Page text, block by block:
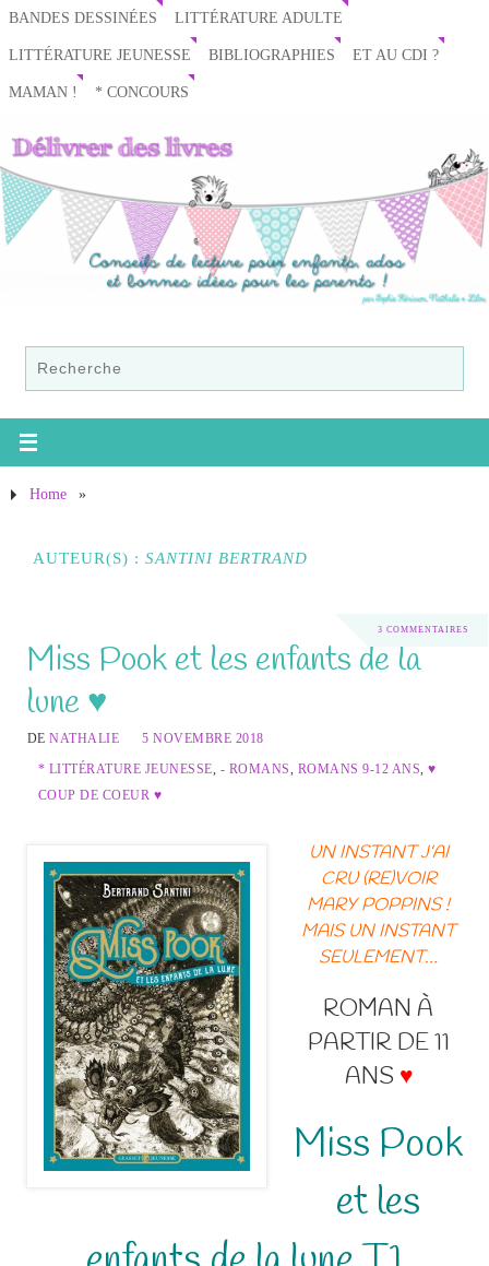
BANDES DESSINÉES LITTÉRATURE ADULTE
LITTÉRATURE JEUNESSE BIBLIOGRAPHIES ET AU CDI ?
MAMAN ! * CONCOURS
Home »
AUTEUR(S) : SANTINI BERTRAND
3 COMMENTAIRES
Miss Pook et les enfants de la
lune ♥
DENATHALIE
5 NOVEMBRE 2018
* LITTÉRATURE JEUNESSE, - ROMANS, ROMANS 9-12 ANS,♥
COUP DE COEUR ♥
UN INSTANT J’AI
CRU (RE)VOIR
MARY POPPINS !
MAIS UN INSTANT
SEULEMENT…
ROMAN À
PARTIR DE 11
ANS ♥
Miss Pook
et les